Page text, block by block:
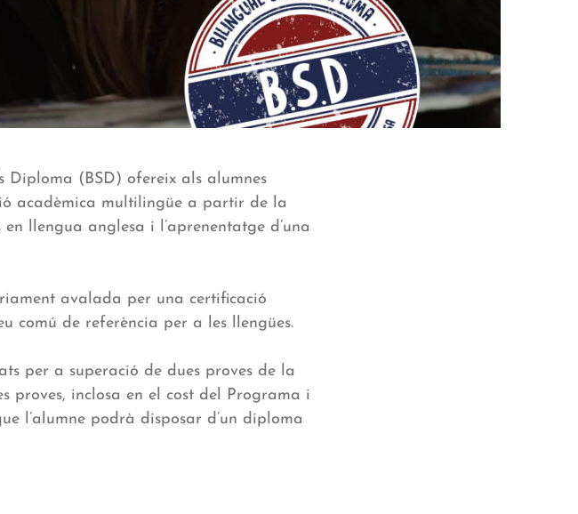
Diploma (BSD) ofereix als alumnes
acadèmica multilingüe a partir de la
llengua anglesa i l’aprenentatge d’una
avalada per una certificació
comú de referència per a les llengües.
per a superació de dues proves de la
proves, inclosa en el cost del Programa i
l’alumne podrà disposar d’un diploma